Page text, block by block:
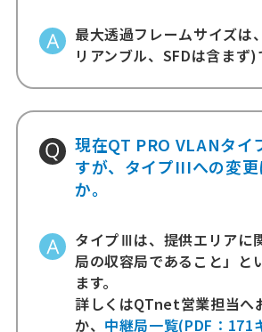
最大透過フレームサイズ
リアンブル、SFDは含まず)
現在QT PRO VLANタイ
すが、タイプIIIへの変
か。
タイプⅢは、提供エリアに
局の収容局であること」と
ます。
詳しくはQTnet営業担当へ
か、 中継局一覧(PDF：171